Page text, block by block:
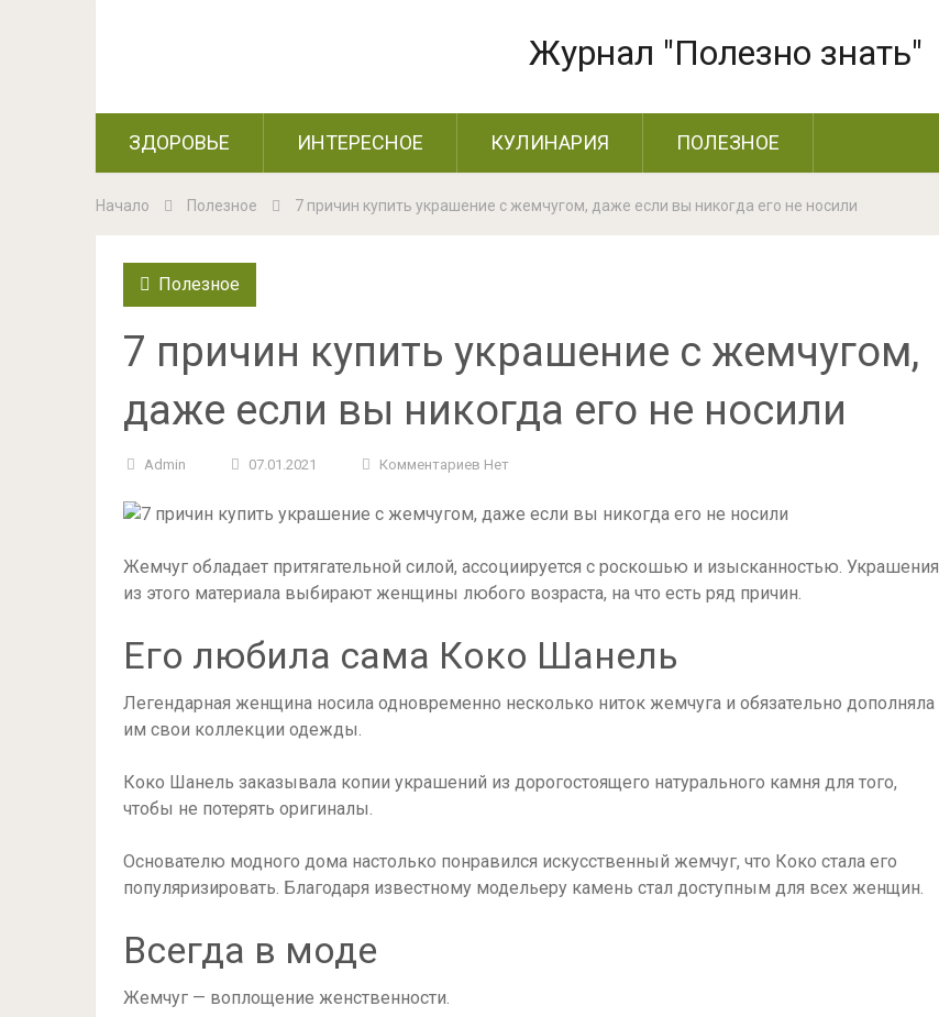
Журнал "Полезно знать"
ЗДОРОВЬЕ ИНТЕРЕСНОЕ КУЛИНАРИЯ ПОЛЕЗНОЕ
Начало Полезное 7 причин купить украшение с жемчугом, даже если вы никогда его не носили
Полезное
7 причин купить украшение с жемчугом,
даже если вы никогда его не носили
Admin 07.01.2021 Комментариев Нет
Жемчуг обладает притягательной силой, ассоциируется с роскошью и изысканностью. Украшения
из этого материала выбирают женщины любого возраста, на что есть ряд причин.
Его любила сама Коко Шанель
Легендарная женщина носила одновременно несколько ниток жемчуга и обязательно дополняла
им свои коллекции одежды.
Коко Шанель заказывала копии украшений из дорогостоящего натурального камня для того,
чтобы не потерять оригиналы.
Основателю модного дома настолько понравился искусственный жемчуг, что Коко стала его
популяризировать. Благодаря известному модельеру камень стал доступным для всех женщин.
Всегда в моде
Жемчуг — воплощение женственности.